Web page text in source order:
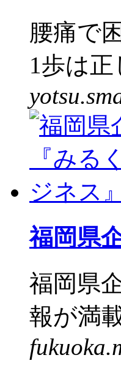
腰痛で
1歩は
福岡県
福岡県
報が満